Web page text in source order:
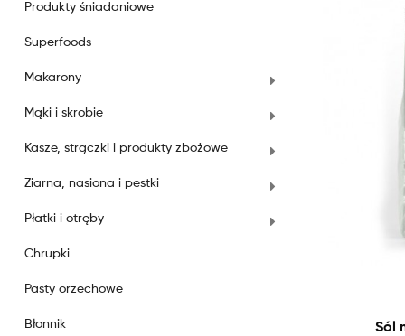
Produkty śniadaniowe
Superfoods
Makarony
Mąki i skrobie
Kasze, strączki i produkty zbożowe
Ziarna, nasiona i pestki
Płatki i otręby
Chrupki
Pasty orzechowe
Błonnik Sól